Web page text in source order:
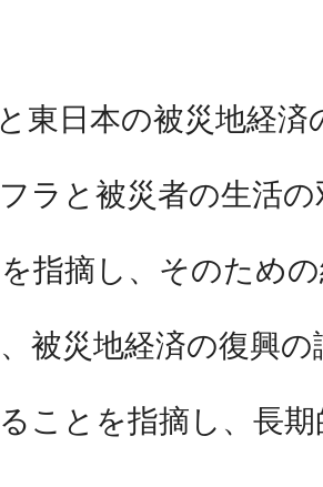
東日本の被災地経済
ラと被災者の生活
指摘し、そのため
被災地経済の復興
ことを指摘し、長